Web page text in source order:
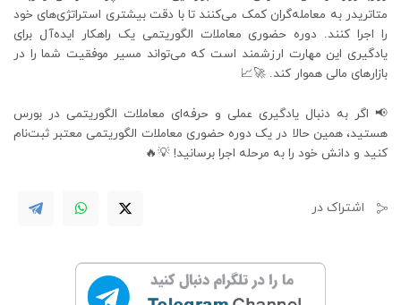
متاتریدر به معامله‌گران کمک می‌کنند تا با دقت بیشتری استراتژی‌های خود
را اجرا کنند. دوره حضوری معاملات الگوریتمی یک راهکار ایده‌آل برای
یادگیری این مهارت ارزشمند است که می‌تواند مسیر موفقیت شما را در
بازارهای مالی هموار کند. 🚀📈
📢 اگر به دنبال یادگیری عملی و حرفه‌ای معاملات الگوریتمی در بورس
هستید، همین حالا در یک دوره حضوری معاملات الگوریتمی معتبر ثبت‌نام
کنید و دانش خود را به مرحله اجرا برسانید! 💡🔥
اشتراک در